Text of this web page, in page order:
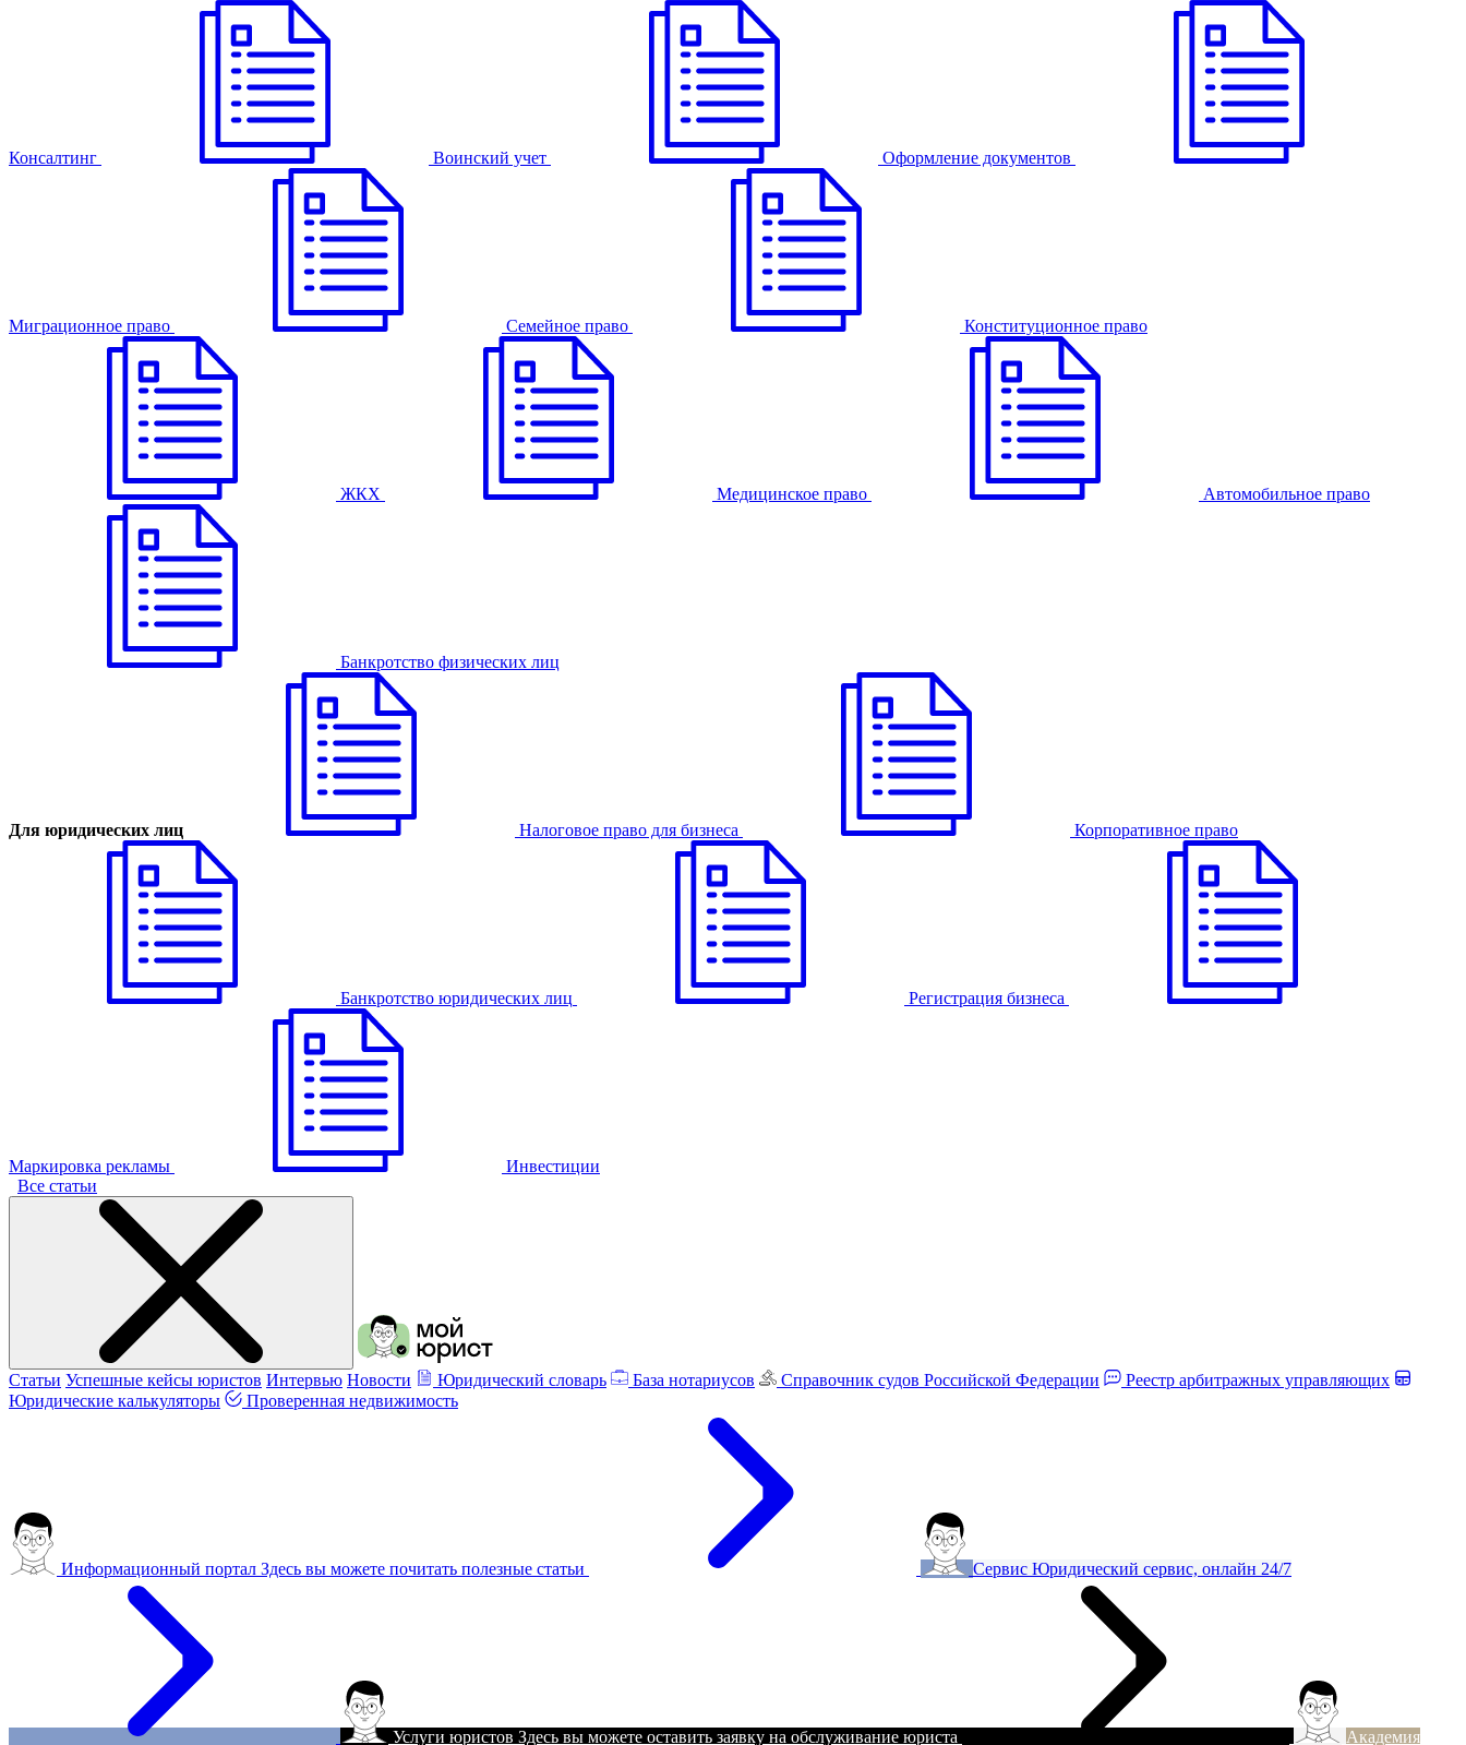
Консалтинг Воинский учет Оформление документов
Миграционное право Семейное право Конституционное право
ЖКХ Медицинское право Автомобильное право
Банкротство физических лиц
Для юридических лиц Налоговое право для бизнеса Корпоративное право
Банкротство юридических лиц Регистрация бизнеса
Маркировка рекламы
Инвестиции
Все статьи
Статьи Успешные кейсы юристов Интервью Новости Юридический словарь База нотариусов Справочник судов Российской Федерации
Реестр арбитражных управляющих
Юридические калькуляторы
Проверенная недвижимость
Информационный портал Здесь вы можете почитать полезные статьи Сервис Юридический сервис, онлайн 24/7
Услуги юристов Здесь вы можете оставить заявку на обслуживание юриста Академия